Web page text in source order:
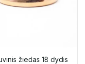
žiedas 18 dydis